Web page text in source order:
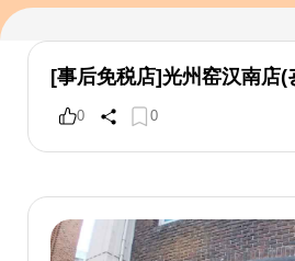
[事后免税店]光州窑汉南店(
0 0